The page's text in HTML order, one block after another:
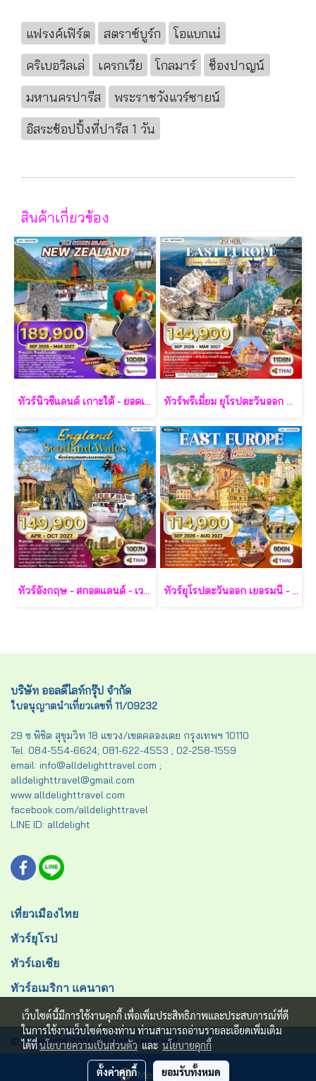
Message Us
แฟรงค์เฟิร์ต สตราซ์บูร์ก
โอแบกเน่
คริเบอวิลเล่
เครกเวีย โกลมาร์
ช็องปาญน์
มหานครปารีส
พระราชวังแวร์ซายน์
อิสระช้อปปิ้งที่ปารีส 1 วัน
สินค้าเกี่ยวข้อง
ทัวร์นิวซีแลนด์ เกาะใต้ - ยอดเขา โคโรเน็ต พีค - ล่าแสงใต้ 10 วัน - QF ทัวร์พรีเมี่ยม ยุโรปตะวันออก พักหมู่บ้านฮัลล์สตัทท์ 11วัน 8คืน - TG
ทัวร์อังกฤษ - สกอตแลนด์ - เวลส์ 10 วัน - TG ทัวร์ยุโรปตะวันออก เยอรมนี - ออสเตรีย - เช็ก - สโลวาเกีย - ฮังการี 9 วัน - TG
บริษัท ออลดีไลท์กรุ๊ป จำกัด
ใบอนุญาตนำเที่ยวเลขที่ 11/09232
29 ซ.พิชิต สุขุมวิท 18 แขวง/เขตคลองเตย กรุงเทพฯ 10110
Tel. 084-554-6624; 081-622-4553 ; 02-258-1559
email: info@alldelighttravel.com ;
alldelighttravel@gmail.com
www.alldelighttravel.com
facebook.com/alldelighttravel
LINE ID: alldelight
เที่ยวเมืองไทย
ทัวร์ยุโรป
ทัวร์เอเชีย
ทัวร์อเมริกา แคนาดา
© Copyright 2016 All right reserved.
ผู้เข้าชมวันนี้
2,132
เว็บไซต์นี้มีการใช้งานคุกกี้ เพื่อเพิ่มประสิทธิภาพและประสบการณ์ที่ดี
ในการใช้งานเว็บไซต์ของท่าน ท่านสามารถอ่านรายละเอียดเพิ่มเติม
ได้ที่นโยบายความเป็นส่วนตัวและนโยบายคุกกี้
ตั้งค่าคุกกี้ ยอมรับทั้งหมด